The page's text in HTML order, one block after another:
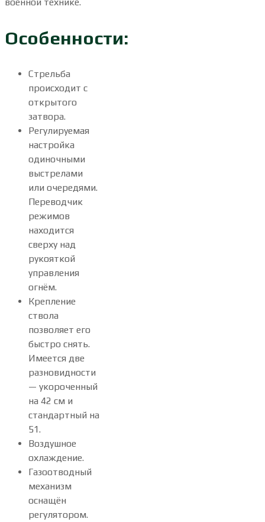
Особенности:
Стрельба
происходит с
открытого
затвора.
Регулируемая
настройка
одиночными
выстрелами
или очередями.
Переводчик
режимов
находится
сверху над
рукояткой
управления
огнём.
Крепление
ствола
позволяет его
быстро снять.
Имеется две
разновидности
— укороченный
на 42 см и
стандартный на
51.
Воздушное
охлаждение.
Газоотводный
механизм
оснащён
регулятором.